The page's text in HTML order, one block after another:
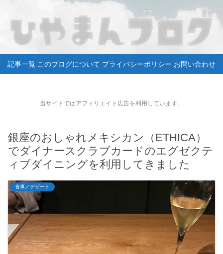
記事一覧 このブログについて プライバシーポリシー お問い合わせ
当サイトではアフィリエイト広告を利用しています。
銀座のおしゃれメキシカン（ETHICA）
でダイナースクラブカードのエグゼクテ
ィブダイニングを利用してきました
食事／デザート